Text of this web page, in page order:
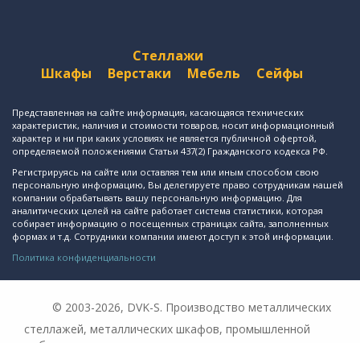
Стеллажи
Шкафы
Верстаки Мебель Сейфы
Представленная на сайте информация, касающаяся технических
характеристик, наличия и стоимости товаров, носит информационный
характер и ни при каких условиях не является публичной офертой,
определяемой положениями Статьи 437(2) Гражданского кодекса РФ.
Регистрируясь на сайте или оставляя тем или иным способом свою
персональную информацию, Вы делегируете право сотрудникам нашей
компании обрабатывать вашу персональную информацию. Для
аналитических целей на сайте работает система статистики, которая
собирает информацию о посещенных страницах сайта, заполненных
формах и т.д. Сотрудники компании имеют доступ к этой информации.
Политика конфиденциальности
© 2003-2026, DVK-S. Производство металлических
стеллажей, металлических шкафов, промышленной